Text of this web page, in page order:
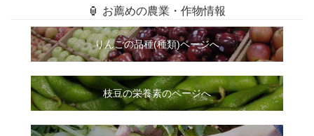
🏮 お薦めの農業・作物情報
りんごの品種(種類)ページへ
枝豆の栄養素のページへ